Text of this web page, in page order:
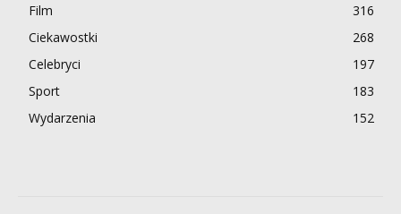
Film
316
Ciekawostki
268
Celebryci
197
Sport
183
Wydarzenia
152